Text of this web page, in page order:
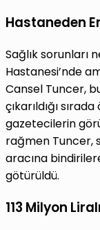
Hastaneden
Sağlık sorunları
Hastanesi’nde
Cansel Tuncer,
çıkarıldığı
gazetecilerin
rağmen Tuncer,
aracına
götürüldü.
113 Milyon